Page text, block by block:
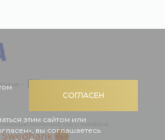
–
Mastercard, Visa и Swedbank
СОГЛАСЕН
этим сайтом или
вы соглашаетесь